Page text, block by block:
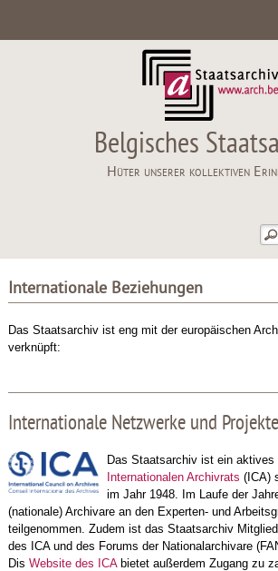
Belgisches
Hüter unserer kollektiven
Internationale Beziehungen
Das Staatsarchiv ist eng mit der europäischen
verknüpft:
Internationale Netzwerke und Projekte
Das Staatsarchiv ist ein aktives
Internationalen Archivrats (ICA)
im Jahr 1948. Im Laufe der
(nationale) Archivare an den Experten- und
teilgenommen. Zudem ist das Staatsarchiv
des ICA und des Forums der Nationalarchivare
Dis Website des ICAbietet außerdem Zugang zu